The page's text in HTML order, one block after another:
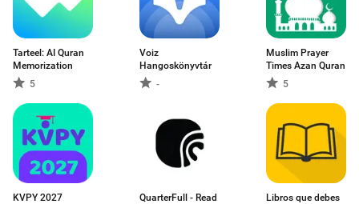
Tarteel: AI Quran
Memorization
5
Voiz
Hangoskönyvtár
-
Muslim Prayer
Times Azan Quran
5
KVPY 2027
QuarterFull - Read
Libros que debes